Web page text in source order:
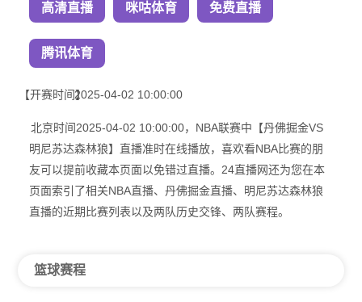
森林狼 NBA
高清直播 咪咕体育 免费直播
腾讯体育
【开赛时间】2025-04-02 10:00:00
北京时间2025-04-02 10:00:00，NBA联赛中【丹佛掘金VS
明尼苏达森林狼】直播准时在线播放，喜欢看NBA比赛的朋
友可以提前收藏本页面以免错过直播。24直播网还为您在本
页面索引了相关NBA直播、丹佛掘金直播、明尼苏达森林狼
直播的近期比赛列表以及两队历史交锋、两队赛程。
篮球赛程